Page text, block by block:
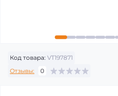
Код товара: VT197871
Отзывы:
0